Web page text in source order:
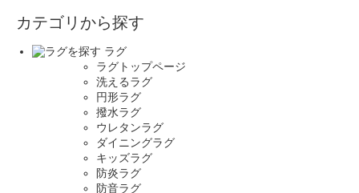
カテゴリから探す
ラグ
ラグトップページ
洗えるラグ
円形ラグ
撥水ラグ
ウレタンラグ
ダイニングラグ
キッズラグ
防炎ラグ
防音ラグ